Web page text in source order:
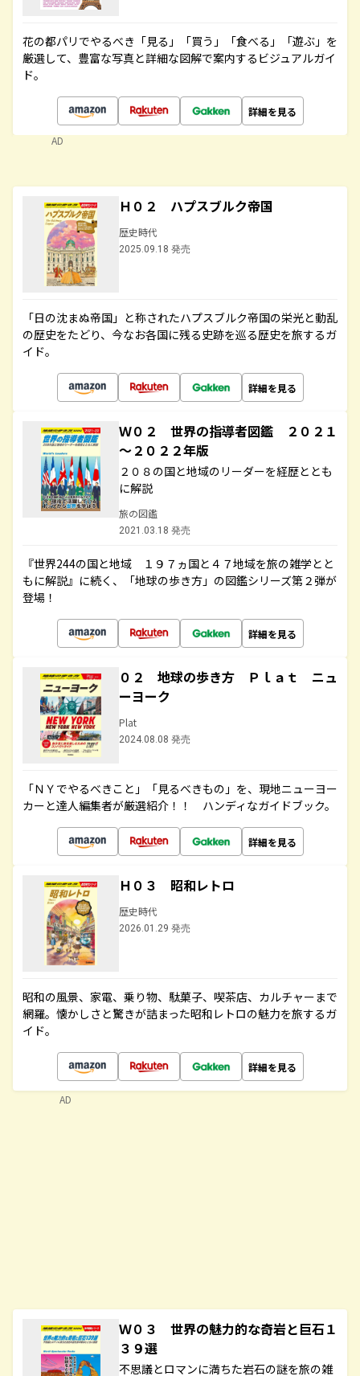
花の都パリでやるべき「見る」「買う」「食べる」「遊ぶ」を
厳選して、豊富な写真と詳細な図解で案内するビジュアルガイ
ド。
詳細を見る
AD
Ｈ０２ ハプスブルク帝国
歴史時代
2025.09.18 発売
「日の沈まぬ帝国」と称されたハプスブルク帝国の栄光と動乱
の歴史をたどり、今なお各国に残る史跡を巡る歴史を旅するガ
イド。
詳細を見る
Ｗ０２ 世界の指導者図鑑 ２０２１
～２０２２年版
２０８の国と地域のリーダーを経歴ととも
に解説
旅の図鑑
2021.03.18 発売
『世界244の国と地域 １９７ヵ国と４７地域を旅の雑学とと
もに解説』に続く、「地球の歩き方」の図鑑シリーズ第２弾が
登場！
詳細を見る
０２ 地球の歩き方 Ｐｌａｔ ニュ
ーヨーク
Plat
2024.08.08 発売
「ＮＹでやるべきこと」「見るべきもの」を、現地ニューヨー
カーと達人編集者が厳選紹介！！ ハンディなガイドブック。
詳細を見る
Ｈ０３ 昭和レトロ
歴史時代
2026.01.29 発売
昭和の風景、家電、乗り物、駄菓子、喫茶店、カルチャーまで
網羅。懐かしさと驚きが詰まった昭和レトロの魅力を旅するガ
イド。
詳細を見る
Ｗ０３ 世界の魅力的な奇岩と巨石１
３９選
不思議とロマンに満ちた岩石の謎を旅の雑
AD